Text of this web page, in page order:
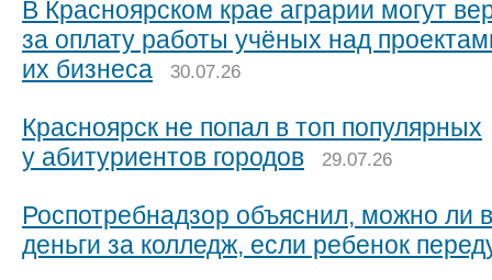
В Красноярском крае аграрии могут
за оплату работы учёных над
их бизнеса
30.07.26
Красноярск не попал в топ популярных
у абитуриентов городов
29.07.26
Роспотребнадзор объяснил, можно ли
деньги за колледж, если ребенок